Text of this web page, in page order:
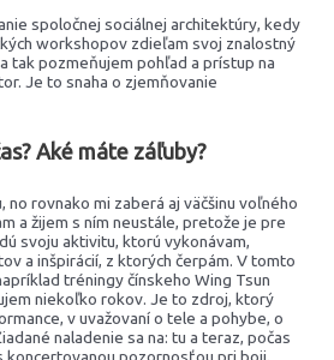
spoločnej sociálnej architektúry, kedy
workshopov zdieľam svoj znalostný
tak pozmeňujem pohľad a prístup na
Je to snaha o zjemňovanie
Aké máte záľuby?
no rovnako mi zaberá aj väčšinu voľného
a žijem s ním neustále, pretože je pre
svoju aktivitu, ktorú vykonávam,
a inšpirácií, z ktorých čerpám. V tomto
tréningy čínskeho Wing Tsun
niekoľko rokov. Je to zdroj, ktorý
v uvažovaní o tele a pohybe, o
naladenie sa na: tu a teraz, počas